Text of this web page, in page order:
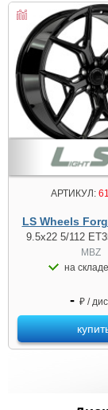
АРТИКУЛ:
LS Wheels
9.5x22 5/112
MBZ
на складе
- ₽ /